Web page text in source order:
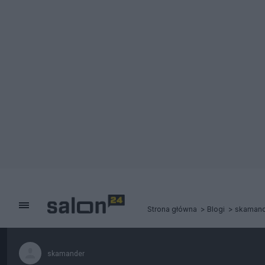
Strona główna Blogi
skamander